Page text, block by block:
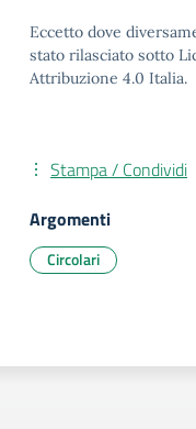
Eccetto dove
stato rilasciato sotto
Attribuzione 4.0 Italia.
Stampa / Condividi
Argomenti
Circolari